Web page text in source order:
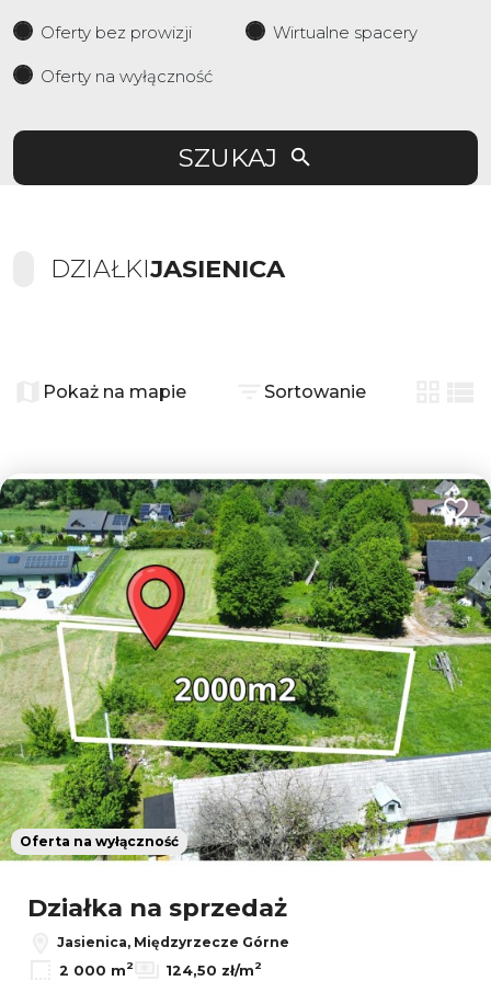
Oferty bez prowizji Wirtualne spacery
Oferty na wyłączność
SZUKAJ
DZIAŁKIJASIENICA
−
Pokaż na mapie Sortowanie
Oferta na wyłączność
Działka na sprzedaż
Jasienica, Międzyrzecze Górne
2 000 m2 124,50 zł/m2